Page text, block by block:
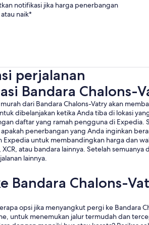
notifikasi jika harga penerbangan
naik*
perjalanan
Bandara Chalons-
dari Bandara Chalons-Vatry akan
dibelanjakan ketika Anda tiba di lokasi
daftar yang ramah pengguna di
penerbangan yang Anda inginkan
Expedia untuk membandingkan harga dan
XCR, atau bandara lainnya. Setelah
lainnya.
Bandara Chalons-
opsi jika menyangkut pergi ke Bandara
untuk menemukan jalur termudah dan